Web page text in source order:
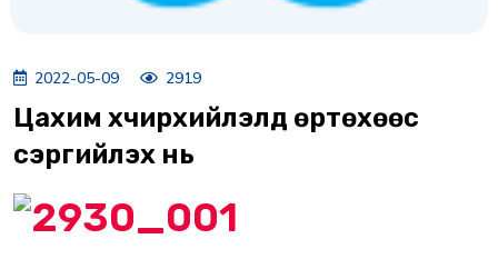
2022-05-09 2919
Цахим хүчирхийлэлд өртөхөөс
сэргийлэх нь